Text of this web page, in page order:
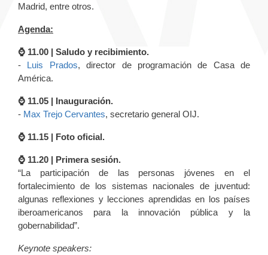
Madrid, entre otros.
Agenda:
⌚️ 11.00 | Saludo y recibimiento.
- Luis Prados, director de programación de Casa de
América.
⌚️ 11.05 | Inauguración.
- Max Trejo Cervantes, secretario general OIJ.
⌚️ 11.15 | Foto oficial.
⌚️ 11.20 | Primera sesión.
“La participación de las personas jóvenes en el
fortalecimiento de los sistemas nacionales de juventud:
algunas reflexiones y lecciones aprendidas en los países
iberoamericanos para la innovación pública y la
gobernabilidad”.
Keynote speakers: